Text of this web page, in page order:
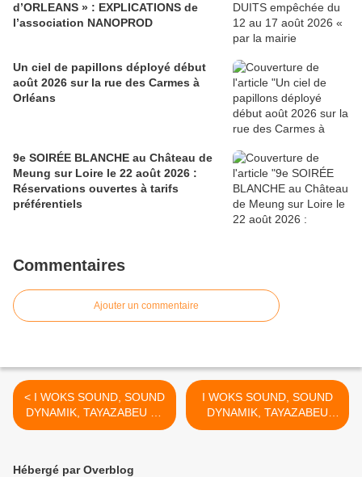
d’ORLEANS » : EXPLICATIONS de
l’association NANOPROD
Un ciel de papillons déployé début
août 2026 sur la rue des Carmes à
Orléans
9e SOIRÉE BLANCHE au Château de
Meung sur Loire le 22 août 2026 :
Réservations ouvertes à tarifs
préférentiels
Commentaires
Ajouter un commentaire
< I WOKS SOUND, SOUND
DYNAMIK, TAYAZABEU au
programme du Festival
I WOKS SOUND, SOUND
DYNAMIK, TAYAZABEU
au... >
Hébergé par Overblog